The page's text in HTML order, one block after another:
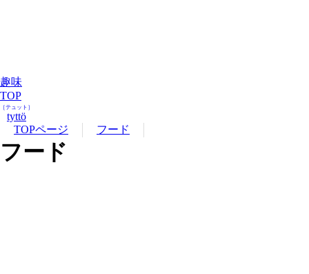
趣味
TOP
tyttö
［テュット］
TOPページ フード
フード